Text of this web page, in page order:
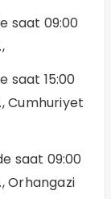
saat 09:00
saat 15:00
Cumhuriyet
saat 09:00
Orhangazi